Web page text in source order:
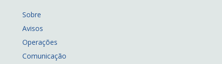
Sobre
Avisos
Operações
Comunicação